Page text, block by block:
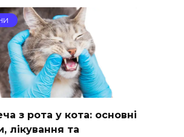
з рота у кота: основні
лікування та